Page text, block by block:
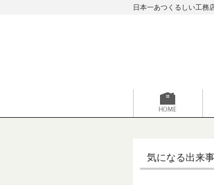
日本一あつくるしい工務
気になる出来事